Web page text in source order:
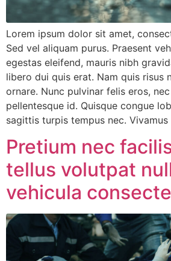
Lorem ipsum dolor sit amet,
Sed vel aliquam purus. Praesent
egestas eleifend, mauris nibh
libero dui quis erat. Nam quis risus
ornare. Nunc pulvinar felis eros,
pellentesque id. Quisque congue
sagittis turpis tempus nec.
Pretium nec
tellus volutpat
vehicula